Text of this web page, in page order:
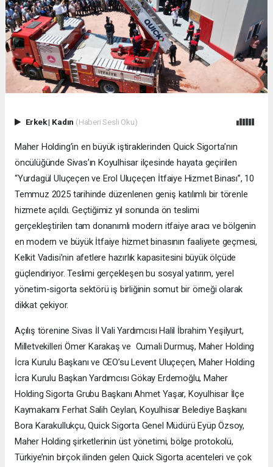
Erkek| Kadın (Haberi Sesli Oku)
Maher Holding’in en büyük iştiraklerinden Quick Sigorta’nın
öncülüğünde Sivas’ın Koyulhisar ilçesinde hayata geçirilen
“Yurdagül Uluçeçen ve Erol Uluçeçen İtfaiye Hizmet Binası”, 10
Temmuz 2025 tarihinde düzenlenen geniş katılımlı bir törenle
hizmete açıldı. Geçtiğimiz yıl sonunda ön teslimi
gerçekleştirilen tam donanımlı modern itfaiye aracı ve bölgenin
en modern ve büyük İtfaiye hizmet binasının faaliyete geçmesi,
Kelkit Vadisi’nin afetlere hazırlık kapasitesini büyük ölçüde
güçlendiriyor. Teslimi gerçekleşen bu sosyal yatırım, yerel
yönetim-sigorta sektörü iş birliğinin somut bir örneği olarak
dikkat çekiyor.
Açılış törenine Sivas İl Vali Yardımcısı Halil İbrahim Yeşilyurt,
Milletvekilleri Ömer Karakaş ve Cumali Durmuş, Maher Holding
İcra Kurulu Başkanı ve CEO’su Levent Uluçeçen, Maher Holding
İcra Kurulu Başkan Yardımcısı Gökay Erdemoğlu, Maher
Holding Sigorta Grubu Başkanı Ahmet Yaşar, Koyulhisar İlçe
Kaymakamı Ferhat Salih Ceylan, Koyulhisar Belediye Başkanı
Bora Karakullukçu, Quick Sigorta Genel Müdürü Eyüp Özsoy,
Maher Holding şirketlerinin üst yönetimi, bölge protokolü,
Türkiye’nin birçok ilinden gelen Quick Sigorta acenteleri ve çok